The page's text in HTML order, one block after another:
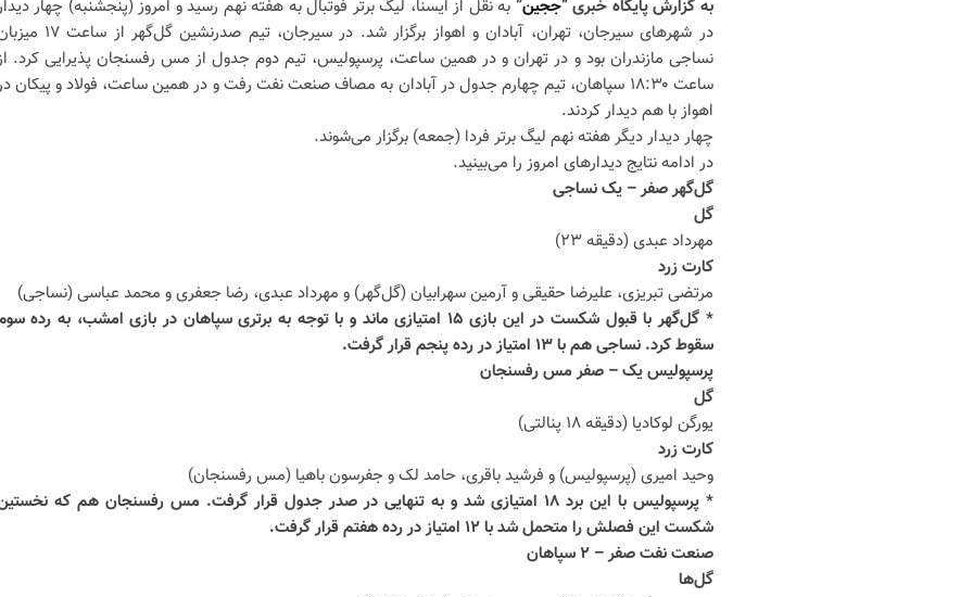
به گزارش پایگاه خبری “ججین” به نقل از ایسنا، لیگ برتر فوتبال به هفته نهم رسید و امروز (پنجشنبه) چهار
در شهرهای سیرجان، تهران، آبادان و اهواز برگزار شد. در سیرجان، تیم صدرنشین
نساجی مازندران بود و در تهران و در همین ساعت،‌ پرسپولیس، تیم دوم جدول از مس رفسنجان پذیرایی کرد.
ساعت ۱۸:۳۰ سپاهان، تیم چهارم جدول در آبادان به مصاف صنعت نفت رفت و در همین ساعت، فولاد و پیکان
اهواز با هم دیدار کردند.
چهار دیدار دیگر هفته نهم لیگ برتر فردا (جمعه) برگزار می‌شوند.
در ادامه نتایج دیدارهای امروز را می‌بینید.
گل‌گهر صفر – یک نساجی
گل
مهرداد عبدی (دقیقه ۲۳)
کارت زرد
مرتضی تبریزی، علیرضا حقیقی و آرمین سهرابیان (گل‌گهر) و مهرداد عبدی، رضا جعفری و محمد عباسی (نساجی)
* گل‌گهر با قبول شکست در این بازی ۱۵ امتیازی ماند و با توجه به برتری سپاهان در بازی امشب، به رده
سقوط کرد. نساجی هم با ۱۳ امتیاز در رده پنجم قرار گرفت.
پرسپولیس یک – صفر مس رفسنجان
گل
یورگن لوکادیا (دقیقه ۱۸ پنالتی)
کارت زرد
وحید امیری (پرسپولیس) و فرشید باقری، حامد لک و جفرسون باهیا (مس رفسنجان)
* پرسپولیس با این برد ۱۸ امتیازی شد و به تنهایی در صدر جدول قرار گرفت. مس رفسنجان هم که
شکست این فصلش را متحمل شد با ۱۲ امتیاز در رده هفتم قرار گرفت.
صنعت نفت صفر – ۲ سپاهان
گل‌ها